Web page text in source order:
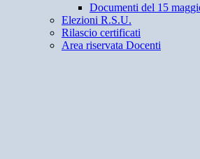
Documenti del 15
Elezioni R.S.U.
Rilascio certificati
Area riservata Docenti